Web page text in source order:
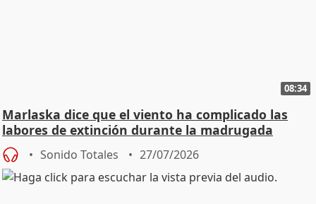
08:34
Marlaska dice que el viento ha complicado las
labores de extinción durante la madrugada
Sonido Totales 27/07/2026